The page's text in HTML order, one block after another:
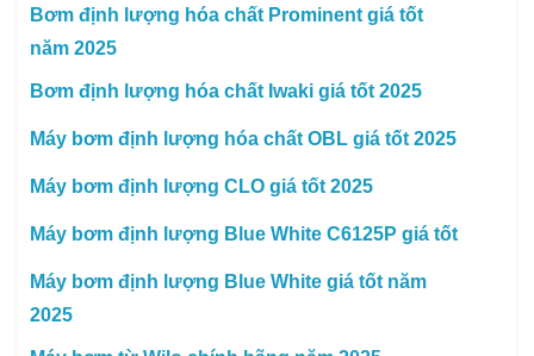
Bơm định lượng hóa chất Prominent giá tốt
năm 2025
Bơm định lượng hóa chất Iwaki giá tốt 2025
Máy bơm định lượng hóa chất OBL giá tốt 2025
Máy bơm định lượng CLO giá tốt 2025
Máy bơm định lượng Blue White C6125P giá tốt
Máy bơm định lượng Blue White giá tốt năm
2025